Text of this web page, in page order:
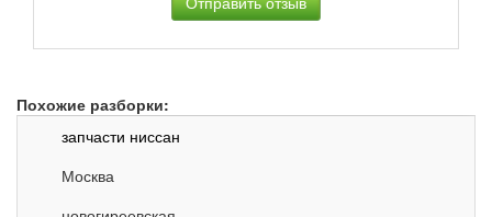
Похожие разборки:
запчасти ниссан
Москва